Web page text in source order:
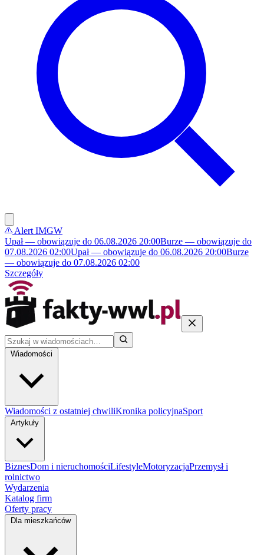
Alert IMGW
Upał — obowiązuje do 06.08.2026 20:00Burze — obowiązuje do
07.08.2026 02:00Upał — obowiązuje do 06.08.2026 20:00Burze
— obowiązuje do 07.08.2026 02:00
Szczegóły
Wiadomości
Wiadomości z ostatniej chwiliKronika policyjnaSport
Artykuły
BiznesDom i nieruchomościLifestyleMotoryzacjaPrzemysł i
rolnictwo
Wydarzenia
Katalog firm
Oferty pracy
Dla mieszkańców